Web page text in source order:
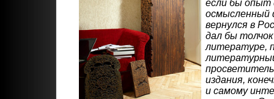
если бы опыт
осмысленный
вернулся в
дал бы
литературе,
издания,
и самому